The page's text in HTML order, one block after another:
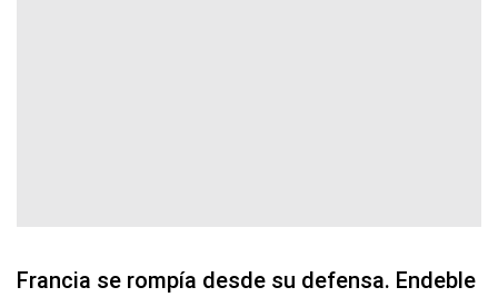
Francia se rompía desde su defensa. Endeble